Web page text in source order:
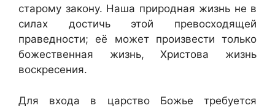
старому закону. Наша природная жизнь не в
силах достичь этой превосходящей
праведности; её может произвести только
божественная жизнь, Христова жизнь
воскресения.
Для входа в царство Божье требуется